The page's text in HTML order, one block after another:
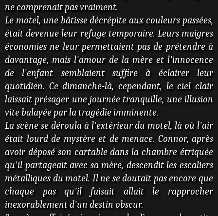
ne comprenait pas vraiment.
Le motel, une bâtisse décrépite aux couleurs passées,
était devenue leur refuge temporaire. Leurs maigres
économies ne leur permettaient pas de prétendre à
davantage, mais l'amour de la mère et l'innocence
de l'enfant semblaient suffire à éclairer leur
quotidien. Ce dimanche-là, cependant, le ciel clair
laissait présager une journée tranquille, une illusion
vite balayée par la tragédie imminente.
La scène se déroula à l'extérieur du motel, là où l'air
était lourd de mystère et de menace. Connor, après
avoir déposé son cartable dans la chambre étriquée
qu'il partageait avec sa mère, descendit les escaliers
métalliques du motel. Il ne se doutait pas encore que
chaque pas qu'il faisait allait le rapprocher
inexorablement d'un destin obscur.